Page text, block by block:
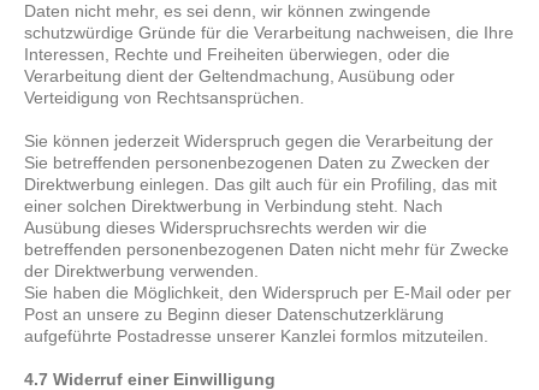
Daten nicht mehr, es sei denn, wir können zwingende
schutzwürdige Gründe für die Verarbeitung nachweisen, die Ihre
Interessen, Rechte und Freiheiten überwiegen, oder die
Verarbeitung dient der Geltendmachung, Ausübung oder
Verteidigung von Rechtsansprüchen.
Sie können jederzeit Widerspruch gegen die Verarbeitung der
Sie betreffenden personenbezogenen Daten zu Zwecken der
Direktwerbung einlegen. Das gilt auch für ein Profiling, das mit
einer solchen Direktwerbung in Verbindung steht. Nach
Ausübung dieses Widerspruchsrechts werden wir die
betreffenden personenbezogenen Daten nicht mehr für Zwecke
der Direktwerbung verwenden.
Sie haben die Möglichkeit, den Widerspruch per E-Mail oder per
Post an unsere zu Beginn dieser Datenschutzerklärung
aufgeführte Postadresse unserer Kanzlei formlos mitzuteilen.
4.7 Widerruf einer Einwilligung